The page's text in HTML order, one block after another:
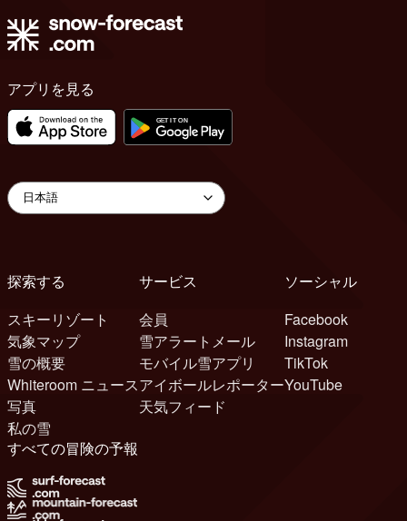
アプリを見る
探索する
スキーリゾート
気象マップ
雪の概要
Whiteroom ニュース
写真
私の雪
サービス
会員
雪アラートメール
モバイル雪アプリ
アイボールレポーター
天気フィード
ソーシャル
Facebook
Instagram
TikTok
YouTube
すべての冒険の予報